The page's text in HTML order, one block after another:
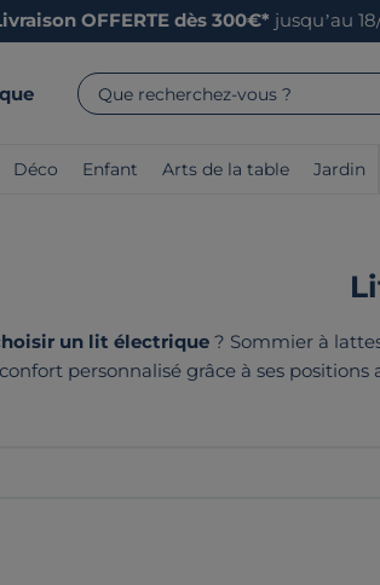
OFFERTE dès 300€* jusqu’au
Que recherchez-vous ?
Déco Enfant Arts de la table Jardin
un lit électrique ? Sommier à
personnalisé grâce à ses
et fabrication soignée pour